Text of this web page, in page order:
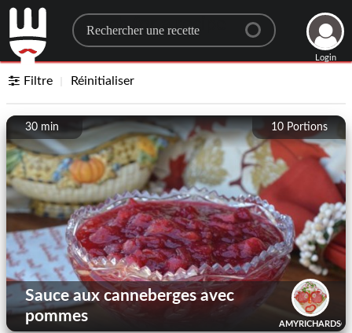
Search for a recipe
Login
Filtre Réinitialiser
10 Portions
30 min
Sauce aux canneberges avec
pommes